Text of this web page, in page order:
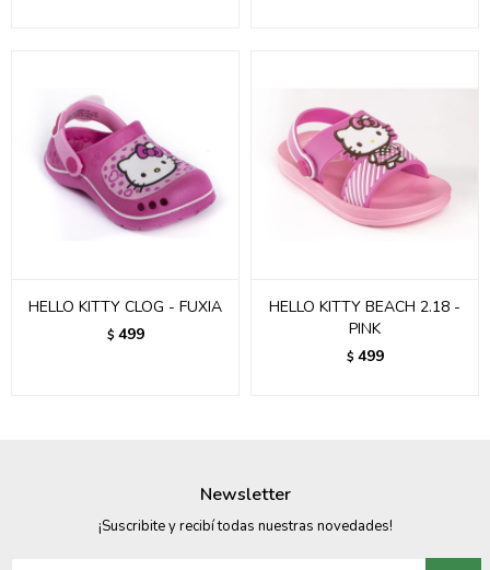
HELLO KITTY CLOG - FUXIA
$ 499
HELLO KITTY BEACH 2.18 -
PINK
$ 499
Newsletter
¡Suscribite y recibí todas nuestras novedades!